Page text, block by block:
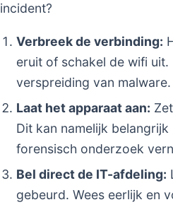
incident?
Verbreek de verbinding:
eruit of schakel de wifi
verspreiding van malware.
Laat het apparaat aan:
Dit kan namelijk
forensisch onderzoek
Bel direct de IT-afdeling:
gebeurd. Wees eerlijk en